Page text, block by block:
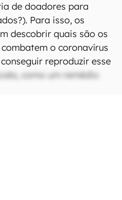
de doadores para
Para isso, os
descobrir quais são os
o coronavírus
reproduzir esse
como um remédio